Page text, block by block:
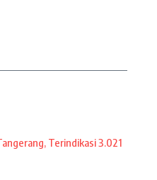
Terindikasi 3.021